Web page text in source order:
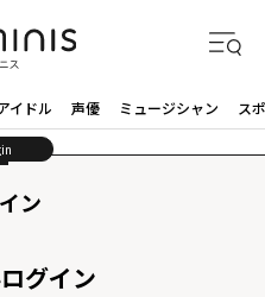
イドル 声優 ミュージシャン ス
ン
グイン